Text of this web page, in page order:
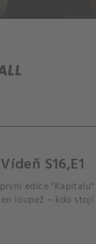
S16,E1
edice
loupež – kdo